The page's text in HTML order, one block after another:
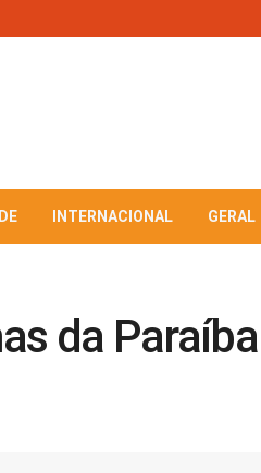
INTERNACIONAL GERAL
da Paraíba